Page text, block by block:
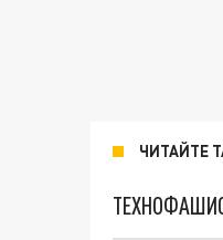
ЧИТАЙТЕ